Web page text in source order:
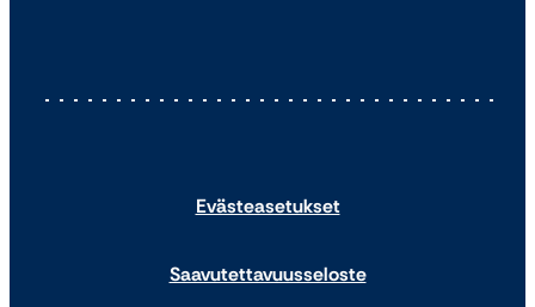
Evästeasetukset
Saavutettavuusseloste